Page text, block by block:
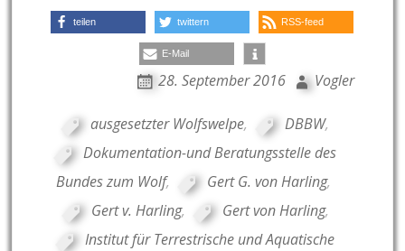
teilen twittern RSS-feed
E-Mail
28. September 2016 Vogler
ausgesetzter Wolfswelpe, DBBW,
Dokumentation-und Beratungsstelle des
Bundes zum Wolf, Gert G. von Harling,
Gert v. Harling, Gert von Harling,
Institut für Terrestrische und Aquatische